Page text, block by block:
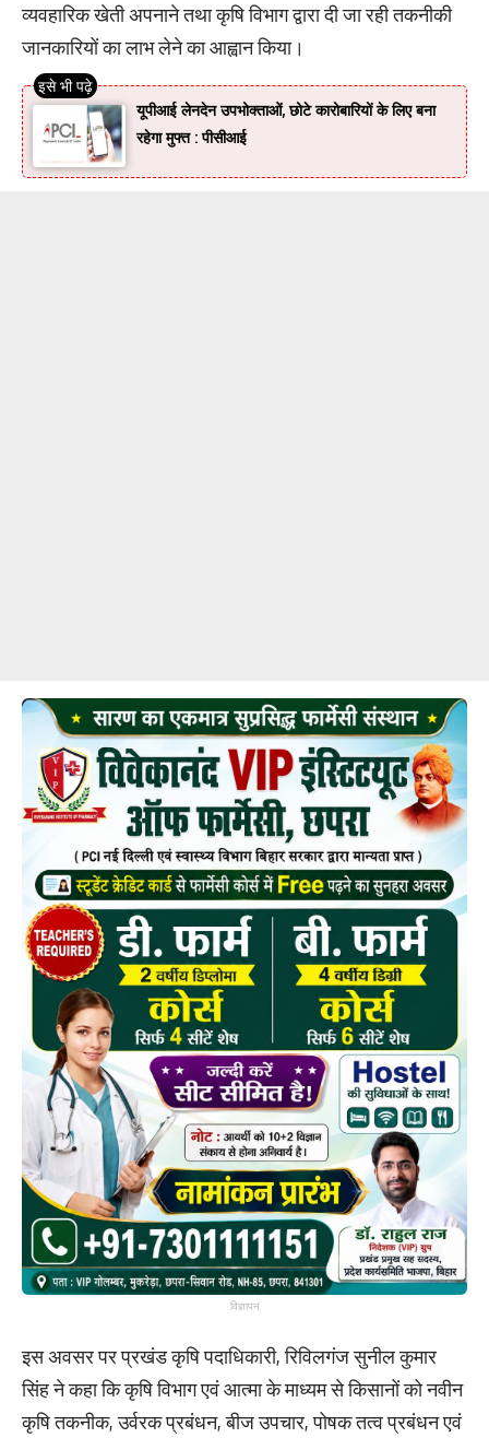
व्यवहारिक खेती अपनाने तथा कृषि विभाग द्वारा दी जा रही तकनीकी
जानकारियों का लाभ लेने का आह्वान किया।
यूपीआई लेनदेन उपभोक्ताओं, छोटे कारोबारियों के लिए बना
रहेगा मुफ्त : पीसीआई
विज्ञापन
इस अवसर पर प्रखंड कृषि पदाधिकारी, रिविलगंज सुनील कुमार
सिंह ने कहा कि कृषि विभाग एवं आत्मा के माध्यम से किसानों को नवीन
कृषि तकनीक, उर्वरक प्रबंधन, बीज उपचार, पोषक तत्व प्रबंधन एवं